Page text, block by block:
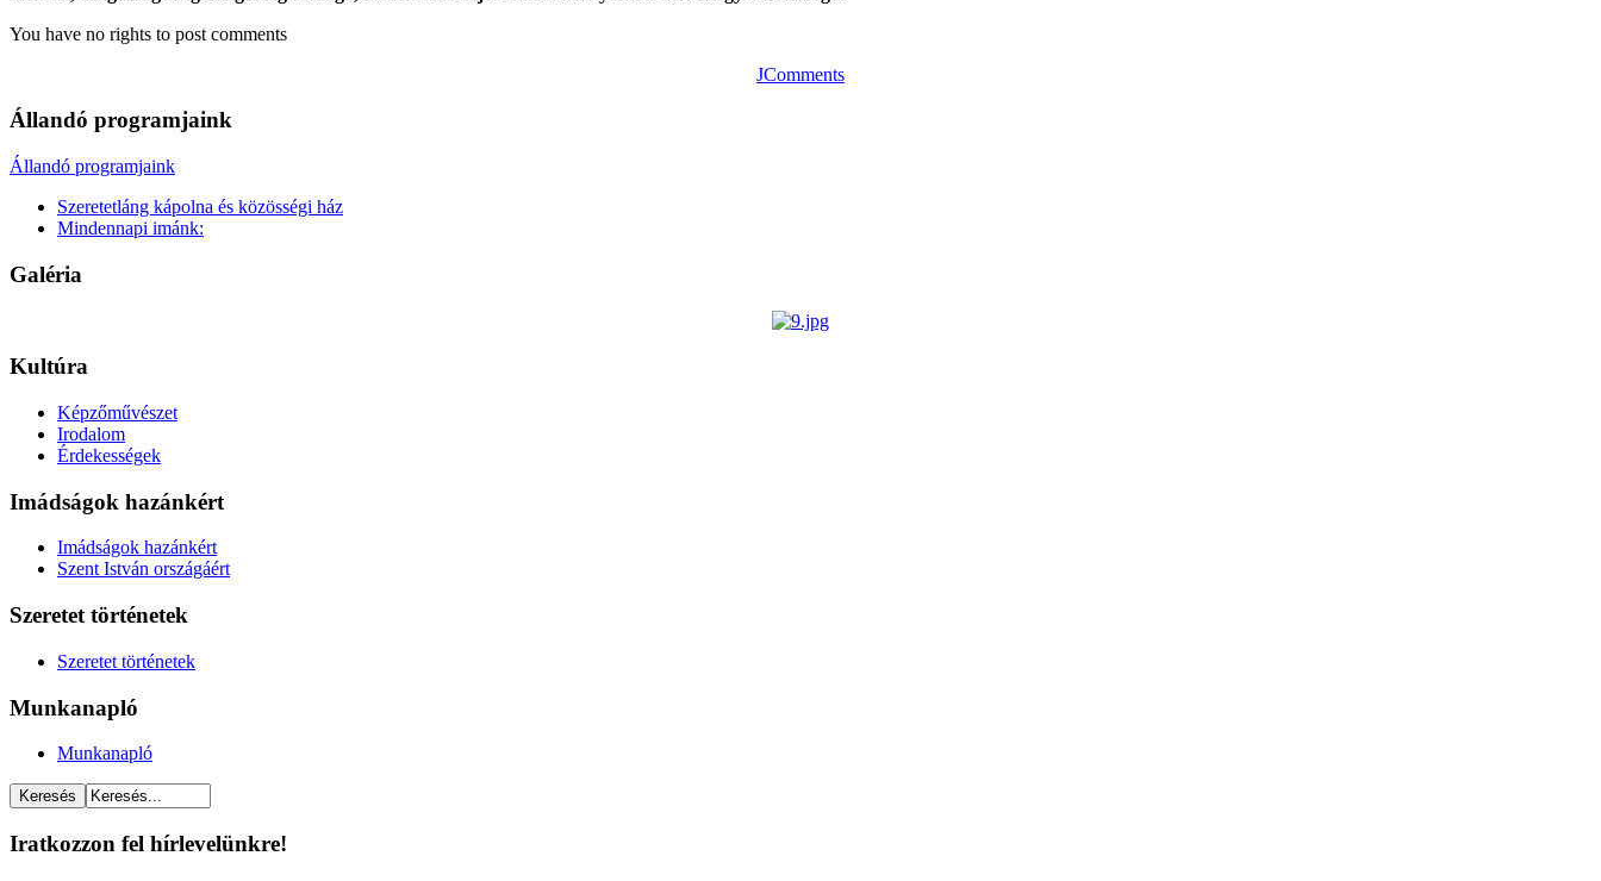
You have no rights to post comments
JComments
Állandó programjaink
Állandó programjaink
Szeretetláng kápolna és közösségi ház
Mindennapi imánk:
Galéria
Kultúra
Képzőművészet
Irodalom
Érdekességek
Imádságok hazánkért
Imádságok hazánkért
Szent István országáért
Szeretet történetek
Szeretet történetek
Munkanapló
Munkanapló
Iratkozzon fel hírlevelünkre!